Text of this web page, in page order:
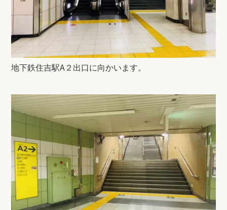
地下鉄住吉駅A２出口に向かいます。